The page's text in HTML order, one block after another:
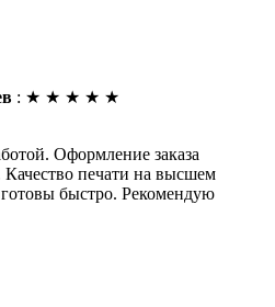
: ★ ★ ★ ★ ★
Оформление заказа
Качество печати на высшем
быстро. Рекомендую